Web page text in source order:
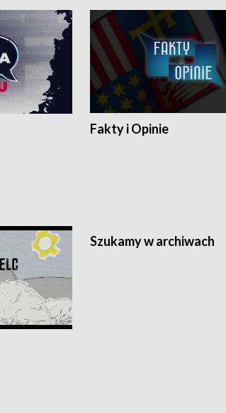
Fakty i Opinie
Szukamy w archiwach